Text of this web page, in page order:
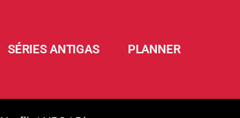
SÉRIES ANTIGAS PLANNER